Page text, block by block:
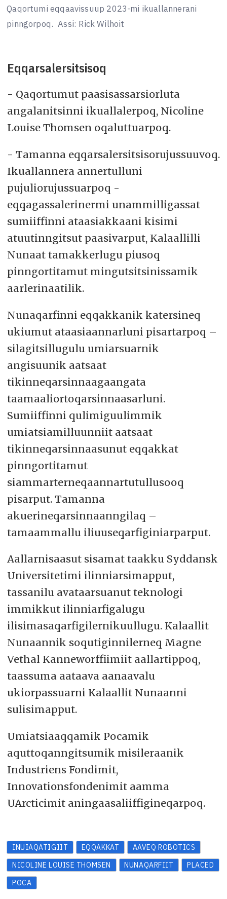
Qaqortumi eqqaavissuup 2023-mi ikuallannerani
pinngorpoq. Assi: Rick Wilhoit
Eqqarsalersitsisoq
- Qaqortumut paasisassarsiorluta
angalanitsinni ikuallalerpoq, Nicoline
Louise Thomsen oqaluttuarpoq.
- Tamanna eqqarsalersitsisorujussuuvoq.
Ikuallannera annertulluni
pujuliorujussuarpoq -
eqqagassalerinermi unammilligassat
sumiiffinni ataasiakkaani kisimi
atuutinngitsut paasivarput, Kalaallilli
Nunaat tamakkerlugu piusoq
pinngortitamut mingutsitsinissamik
aarlerinaatilik.
Nunaqarfinni eqqakkanik katersineq
ukiumut ataasiaannarluni pisartarpoq –
silagitsillugulu umiarsuarnik
angisuunik aatsaat
tikinneqarsinnaagaangata
taamaaliortoqarsinnaasarluni.
Sumiiffinni qulimiguulimmik
umiatsiamilluunniit aatsaat
tikinneqarsinnaasunut eqqakkat
pinngortitamut
siammarterneqaannartutullusooq
pisarput. Tamanna
akuerineqarsinnaanngilaq –
tamaammallu iliuuseqarfiginiarparput.
Aallarnisaasut sisamat taakku Syddansk
Universitetimi ilinniarsimapput,
tassanilu avataarsuanut teknologi
immikkut ilinniarfigalugu
ilisimasaqarfigilernikuullugu. Kalaallit
Nunaannik soqutiginnilerneq Magne
Vethal Kanneworffiimiit aallartippoq,
taassuma aataava aanaavalu
ukiorpassuarni Kalaallit Nunaanni
sulisimapput.
Umiatsiaaqqamik Pocamik
aquttoqanngitsumik misileraanik
Industriens Fondimit,
Innovationsfondenimit aamma
UArcticimit aningaasaliiffigineqarpoq.
INUIAQATIGIIT EQQAKKAT
AAVEQ ROBOTICS
NICOLINE LOUISE THOMSEN
NUNAQARFIIT
PLACED
POCA